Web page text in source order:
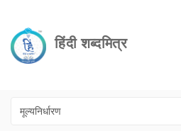
हिंदी शब्दमित्र